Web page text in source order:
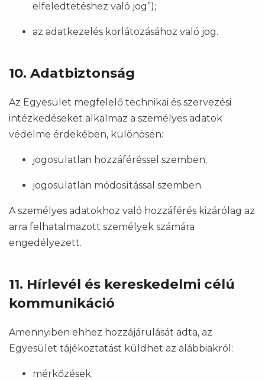
elfeledtetéshez való jog”);
az adatkezelés korlátozásához való jog.
10. Adatbiztonság
Az Egyesület megfelelő technikai és szervezési
intézkedéseket alkalmaz a személyes adatok
védelme érdekében, különösen:
jogosulatlan hozzáféréssel szemben;
jogosulatlan módosítással szemben.
A személyes adatokhoz való hozzáférés kizárólag az
arra felhatalmazott személyek számára
engedélyezett.
11. Hírlevél és kereskedelmi célú
kommunikáció
Amennyiben ehhez hozzájárulását adta, az
Egyesület tájékoztatást küldhet az alábbiakról:
mérkőzések;